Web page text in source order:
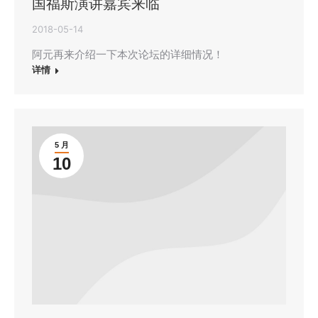
国福斯演讲嘉宾来临
2018-05-14
阿元再来介绍一下本次论坛的详细情况！
详情
5 月
10